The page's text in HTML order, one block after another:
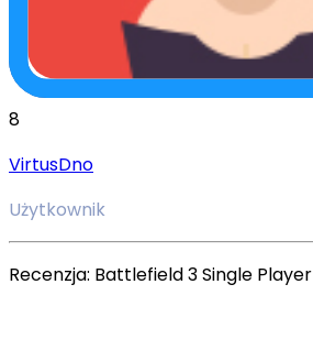
8
VirtusDno
Użytkownik
Recenzja: Battlefield 3 Single Player